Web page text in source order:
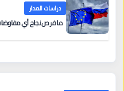
دراسات المدار
ما فرص نجاح أي